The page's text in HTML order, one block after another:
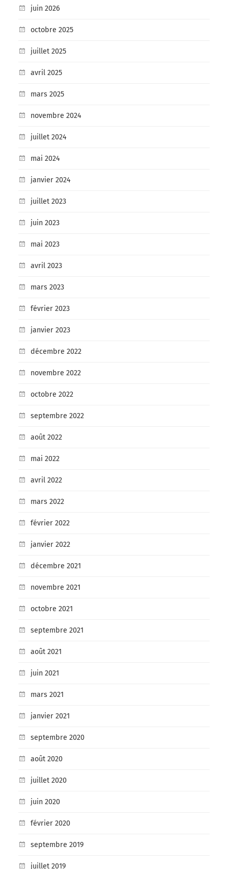
juin 2026
octobre 2025
juillet 2025
avril 2025
mars 2025
novembre 2024
juillet 2024
mai 2024
janvier 2024
juillet 2023
juin 2023
mai 2023
avril 2023
mars 2023
février 2023
janvier 2023
décembre 2022
novembre 2022
octobre 2022
septembre 2022
août 2022
mai 2022
avril 2022
mars 2022
février 2022
janvier 2022
décembre 2021
novembre 2021
octobre 2021
septembre 2021
août 2021
juin 2021
mars 2021
janvier 2021
septembre 2020
août 2020
juillet 2020
juin 2020
février 2020
septembre 2019
juillet 2019